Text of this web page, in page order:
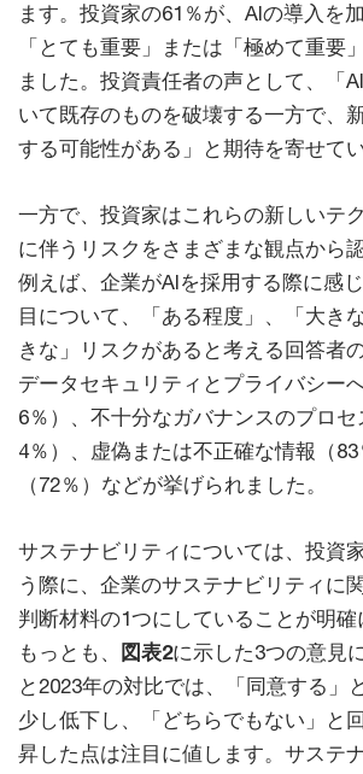
ます。投資家の61％が、AIの導入を
「とても重要」または「極めて重要
ました。投資責任者の声として、「
いて既存のものを破壊する一方で、
する可能性がある」と期待を寄せてい
一方で、投資家はこれらの新しいテ
に伴うリスクをさまざまな観点から
例えば、企業がAIを採用する際に感
目について、「ある程度」、「大き
きな」リスクがあると考える回答者
データセキュリティとプライバシー
6％）、不十分なガバナンスのプロ
4％）、虚偽または不正確な情報（
（72％）などが挙げられました。
サステナビリティについては、投資
う際に、企業のサステナビリティに
判断材料の1つにしていることが明確
もっとも、
図表2に示した3つの意見
と2023年の対比では、「同意する」
少し低下し、「どちらでもない」と
昇した点は注目に値します。サステ